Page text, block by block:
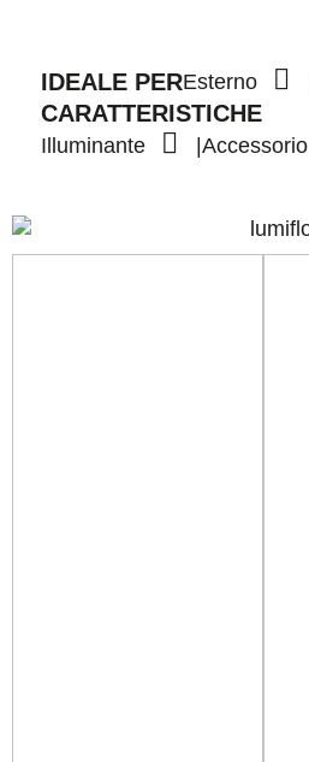
IDEALE PEREsterno
CARATTERISTICHE
Illuminante Accessorio